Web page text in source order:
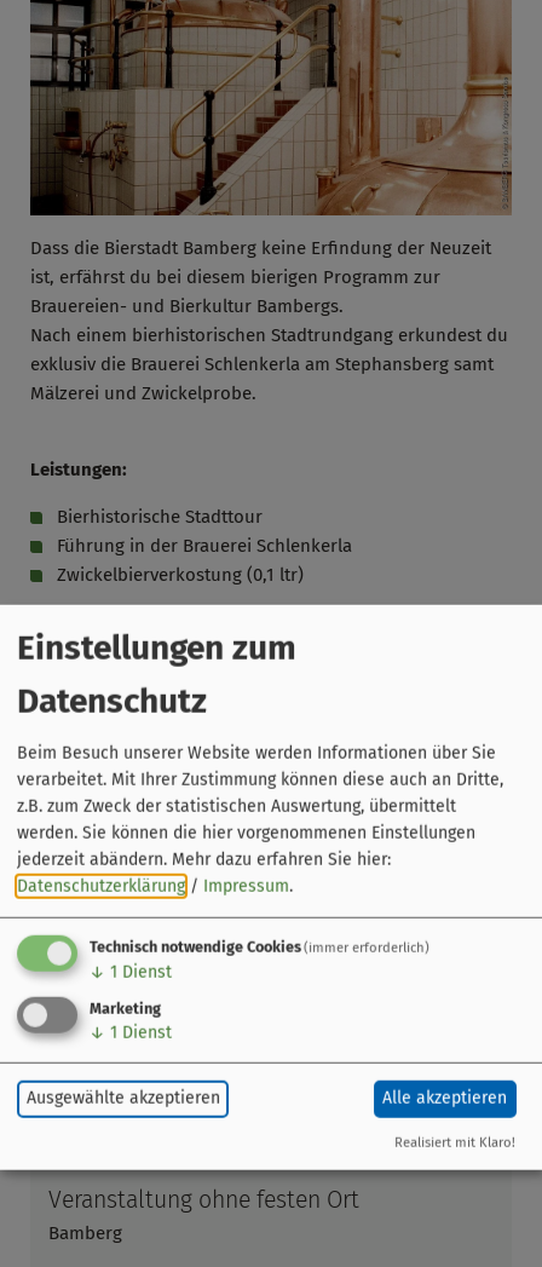
Dass die Bierstadt Bamberg keine Erfindung der Neuzeit
ist, erfährst du bei diesem bierigen Programm zur
Brauereien- und Bierkultur Bambergs.
Nach einem bierhistorischen Stadtrundgang erkundest du
exklusiv die Brauerei Schlenkerla am Stephansberg samt
Mälzerei und Zwickelprobe.
Leistungen:
Bierhistorische Stadttour
Führung in der Brauerei Schlenkerla
Zwickelbierverkostung (0,1 ltr)
Festes Schuhwerk und entsprechende Kleidung zur
Begehung der Brauerei und der 8 ° kühlen
am Stephansberg ist recht steil, und in der Brauerei gilt
es steile, enge Stufen zu überwinden.
Keine Führungen an Feiertagen!
Veranstaltung ohne festen Ort
Bamberg
Einstellungen zum
Datenschutz
Beim Besuch unserer Website werden Informationen über Sie
verarbeitet. Mit Ihrer Zustimmung können diese auch an Dritte,
z.B. zum Zweck der statistischen Auswertung, übermittelt
werden. Sie können die hier vorgenommenen Einstellungen
jederzeit abändern. Mehr dazu erfahren Sie hier:
Datenschutzerklärung / Impressum.
Technisch notwendige Cookies(immer erforderlich)
↓ 1 Dienst
Marketing
↓ 1 Dienst
Ausgewählte akzeptieren Alle akzeptieren
Realisiert mit Klaro!